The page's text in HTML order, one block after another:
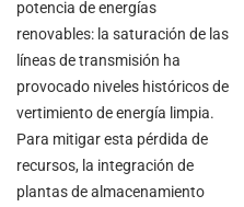
potencia de energías
renovables: la saturación de las
líneas de transmisión ha
provocado niveles históricos de
vertimiento de energía limpia.
Para mitigar esta pérdida de
recursos, la integración de
plantas de almacenamiento